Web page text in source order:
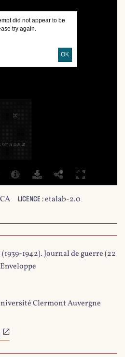
×
txt à partir
did not appear to be
try again.
OK
LICENCE :etalab-2.0
1942). Journal de guerre (22
Clermont Auvergne